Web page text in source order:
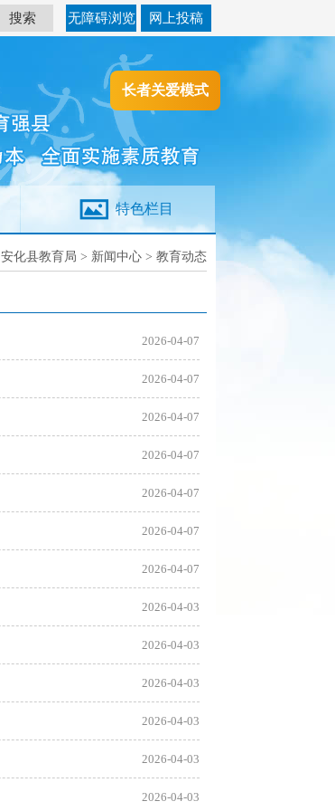
长者关爱模式
搜索 无障碍浏览 网上投稿
特色栏目
安化县教育局 > 新闻中心 > 教育动态
2026-04-07
2026-04-07
2026-04-07
2026-04-07
2026-04-07
2026-04-07
2026-04-07
2026-04-03
2026-04-03
2026-04-03
2026-04-03
2026-04-03
2026-04-03